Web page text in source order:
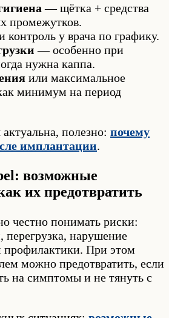
— щётка + средства
промежутков.
контроль у врача по графику.
— особенно при
нужна каппа.
или максимальное
минимум на период
полезно: почему
имплантации.
возможные
их предотвратить
честно понимать риски:
перегрузка, нарушение
профилактики. При этом
можно предотвратить, если
на симптомы и не тянуть с